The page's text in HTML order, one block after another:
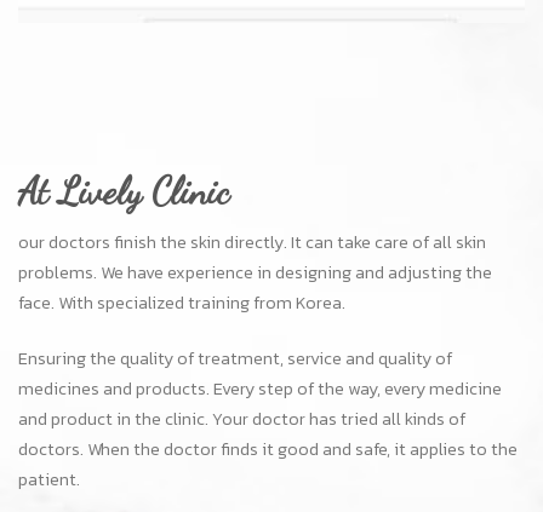
patient handsome in their own style. At a fair price Easy access
to BTS Phrom Phong and car parking.
Branch (Phrom Phong)
The Manor Project 32/1 (BTS Phrom Pong exit 3)
Sukhumvit 39 Bangkok 10110
Tel : +66-95-294-6914